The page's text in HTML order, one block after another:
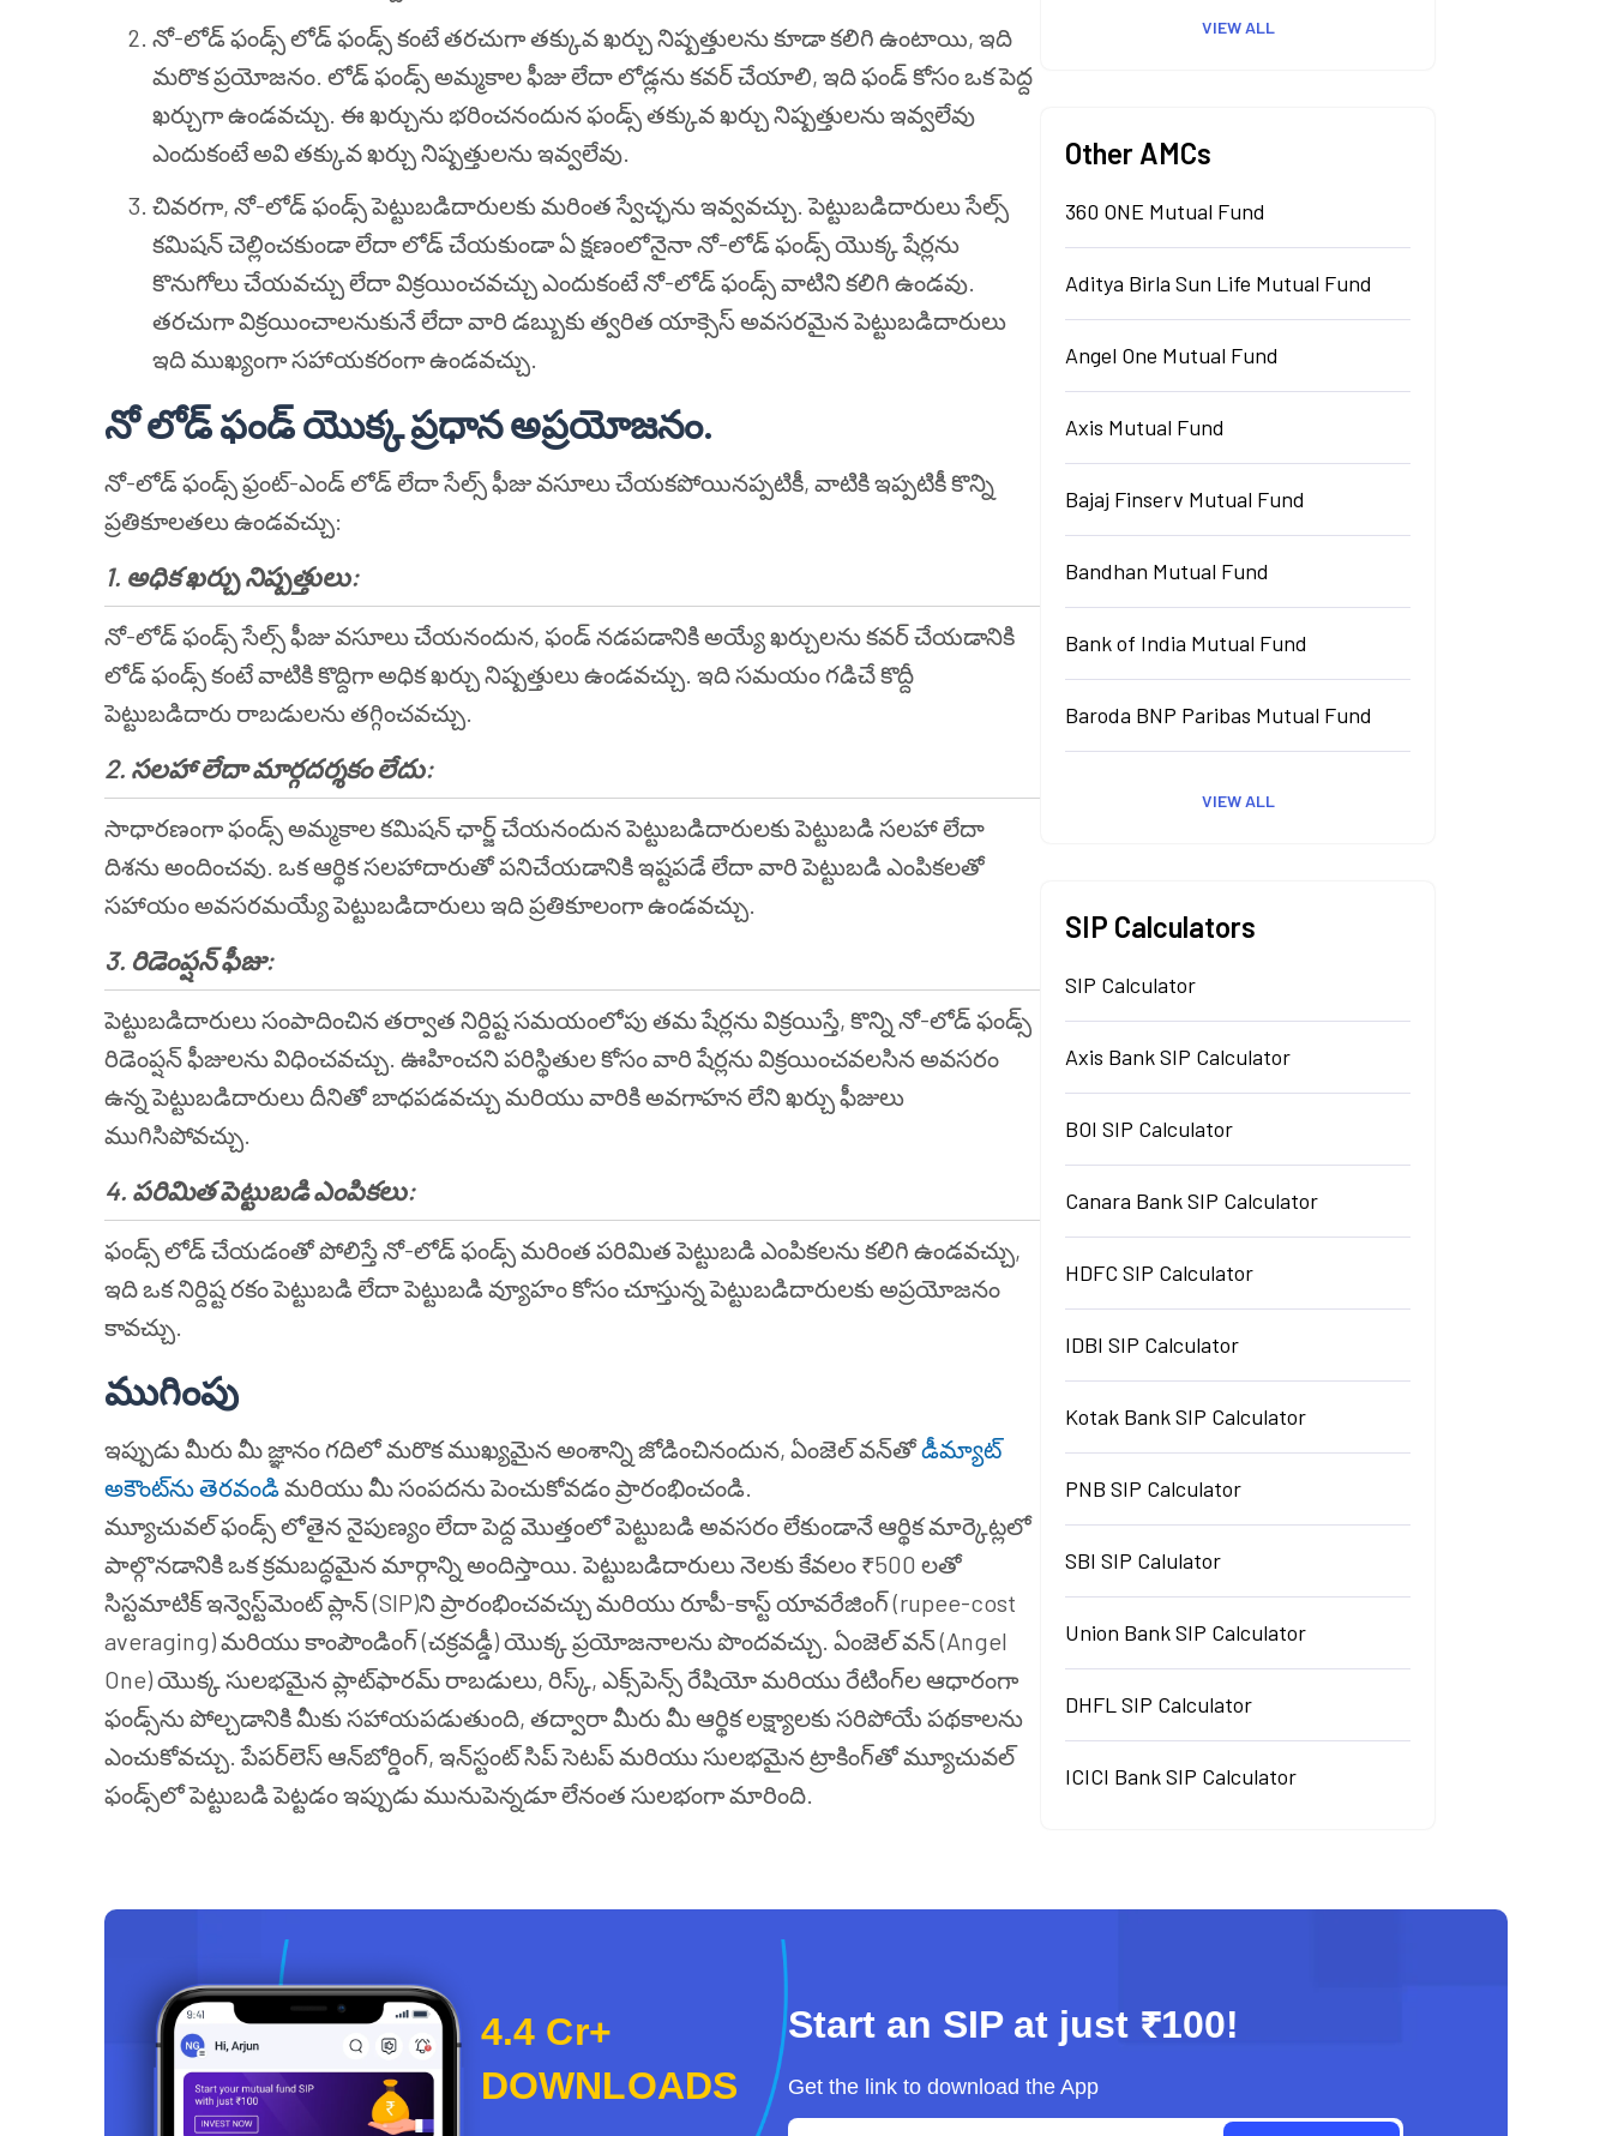
నో-లోడ్ ఫండ్స్ లోడ్ ఫండ్స్ కంటే తరచుగా తక్కువ ఖర్చు నిష్పత్తులను కూడా కలిగి ఉంటాయి, ఇది
మరొక ప్రయోజనం. లోడ్ ఫండ్స్ అమ్మకాల ఫీజు లేదా లోడ్లను కవర్ చేయాలి, ఇది ఫండ్ కోసం ఒక పెద్ద
ఖర్చుగా ఉండవచ్చు. ఈ ఖర్చును భరించనందున ఫండ్స్ తక్కువ ఖర్చు నిష్పత్తులను ఇవ్వలేవు
ఎందుకంటే అవి తక్కువ ఖర్చు నిష్పత్తులను ఇవ్వలేవు.
చివరగా, నో-లోడ్ ఫండ్స్ పెట్టుబడిదారులకు మరింత స్వేచ్ఛను ఇవ్వవచ్చు. పెట్టుబడిదారులు సేల్స్
కమిషన్ చెల్లించకుండా లేదా లోడ్ చేయకుండా ఏ క్షణంలోనైనా నో-లోడ్ ఫండ్స్ యొక్క షేర్లను
కొనుగోలు చేయవచ్చు లేదా విక్రయించవచ్చు ఎందుకంటే నో-లోడ్ ఫండ్స్ వాటిని కలిగి ఉండవు.
తరచుగా విక్రయించాలనుకునే లేదా వారి డబ్బుకు త్వరిత యాక్సెస్ అవసరమైన పెట్టుబడిదారులు
ఇది ముఖ్యంగా సహాయకరంగా ఉండవచ్చు.
నో లోడ్ ఫండ్ యొక్క ప్రధాన అప్రయోజనం.
నో-లోడ్ ఫండ్స్ ఫ్రంట్-ఎండ్ లోడ్ లేదా సేల్స్ ఫీజు వసూలు చేయకపోయినప్పటికీ, వాటికి ఇప్పటికీ కొన్ని
ప్రతికూలతలు ఉండవచ్చు:
1. అధిక ఖర్చు నిష్పత్తులు:
నో-లోడ్ ఫండ్స్ సేల్స్ ఫీజు వసూలు చేయనందున, ఫండ్ నడపడానికి అయ్యే ఖర్చులను కవర్ చేయడానికి
లోడ్ ఫండ్స్ కంటే వాటికి కొద్దిగా అధిక ఖర్చు నిష్పత్తులు ఉండవచ్చు. ఇది సమయం గడిచే కొద్దీ
పెట్టుబడిదారు రాబడులను తగ్గించవచ్చు.
2. సలహా లేదా మార్గదర్శకం లేదు:
సాధారణంగా ఫండ్స్ అమ్మకాల కమిషన్ ఛార్జ్ చేయనందున పెట్టుబడిదారులకు పెట్టుబడి సలహా లేదా
దిశను అందించవు. ఒక ఆర్థిక సలహాదారుతో పనిచేయడానికి ఇష్టపడే లేదా వారి పెట్టుబడి ఎంపికలతో
సహాయం అవసరమయ్యే పెట్టుబడిదారులు ఇది ప్రతికూలంగా ఉండవచ్చు.
3. రిడెంప్షన్ ఫీజు:
పెట్టుబడిదారులు సంపాదించిన తర్వాత నిర్దిష్ట సమయంలోపు తమ షేర్లను విక్రయిస్తే, కొన్ని నో-లోడ్ ఫండ్స్
రిడెంప్షన్ ఫీజులను విధించవచ్చు. ఊహించని పరిస్థితుల కోసం వారి షేర్లను విక్రయించవలసిన అవసరం
ఉన్న పెట్టుబడిదారులు దీనితో బాధపడవచ్చు మరియు వారికి అవగాహన లేని ఖర్చు ఫీజులు
ముగిసిపోవచ్చు.
4. పరిమిత పెట్టుబడి ఎంపికలు:
ఫండ్స్ లోడ్ చేయడంతో పోలిస్తే నో-లోడ్ ఫండ్స్ మరింత పరిమిత పెట్టుబడి ఎంపికలను కలిగి ఉండవచ్చు,
ఇది ఒక నిర్దిష్ట రకం పెట్టుబడి లేదా పెట్టుబడి వ్యూహం కోసం చూస్తున్న పెట్టుబడిదారులకు అప్రయోజనం
కావచ్చు.
ముగింపు
ఇప్పుడు మీరు మీ జ్ఞానం గదిలో మరొక ముఖ్యమైన అంశాన్ని జోడించినందున, ఏంజెల్ వన్‌తోడీమ్యాట్
అకౌంట్‌ను తెరవండిమరియు మీ సంపదను పెంచుకోవడం ప్రారంభించండి.
మ్యూచువల్ ఫండ్స్ లోతైన నైపుణ్యం లేదా పెద్ద మొత్తంలో పెట్టుబడి అవసరం లేకుండానే ఆర్థిక మార్కెట్లలో
పాల్గొనడానికి ఒక క్రమబద్ధమైన మార్గాన్ని అందిస్తాయి. పెట్టుబడిదారులు నెలకు కేవలం ₹500 లతో
సిస్టమాటిక్ ఇన్వెస్ట్‌మెంట్ ప్లాన్ (SIP)ని ప్రారంభించవచ్చు మరియు రూపీ-కాస్ట్ యావరేజింగ్ (rupee-cost
averaging) మరియు కాంపౌండింగ్ (చక్రవడ్డీ) యొక్క ప్రయోజనాలను పొందవచ్చు. ఏంజెల్ వన్ (Angel
One) యొక్క సులభమైన ప్లాట్‌ఫారమ్ రాబడులు, రిస్క్, ఎక్స్‌పెన్స్ రేషియో మరియు రేటింగ్‌ల ఆధారంగా
ఫండ్స్‌ను పోల్చడానికి మీకు సహాయపడుతుంది, తద్వారా మీరు మీ ఆర్థిక లక్ష్యాలకు సరిపోయే పథకాలను
ఎంచుకోవచ్చు. పేపర్‌లెస్ ఆన్‌బోర్డింగ్, ఇన్‌స్టంట్ సిప్ సెటప్ మరియు సులభమైన ట్రాకింగ్‌తో మ్యూచువల్
ఫండ్స్‌లో పెట్టుబడి పెట్టడం ఇప్పుడు మునుపెన్నడూ లేనంత సులభంగా మారింది.
VIEW ALL
Other AMCs
360 ONE Mutual Fund
Aditya Birla Sun Life Mutual Fund
Angel One Mutual Fund
Axis Mutual Fund
Bajaj Finserv Mutual Fund
Bandhan Mutual Fund
Bank of India Mutual Fund
Baroda BNP Paribas Mutual Fund
VIEW ALL
SIP Calculators
SIP Calculator
Axis Bank SIP Calculator
BOI SIP Calculator
Canara Bank SIP Calculator
HDFC SIP Calculator
IDBI SIP Calculator
Kotak Bank SIP Calculator
PNB SIP Calculator
SBI SIP Calulator
Union Bank SIP Calculator
DHFL SIP Calculator
ICICI Bank SIP Calculator
4.4 Cr+
DOWNLOADS
Start an SIP at just ₹100!
Get the link to download the App